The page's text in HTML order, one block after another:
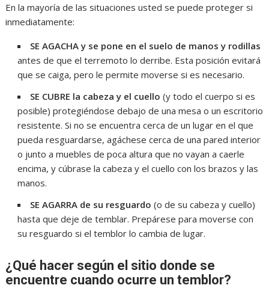
En la mayoría de las situaciones usted se puede proteger si
inmediatamente:
SE AGACHA y se pone en el suelo de manos y rodillas
antes de que el terremoto lo derribe. Esta posición evitará
que se caiga, pero le permite moverse si es necesario.
SE CUBRE la cabeza y el cuello (y todo el cuerpo si es
posible) protegiéndose debajo de una mesa o un escritorio
resistente. Si no se encuentra cerca de un lugar en el que
pueda resguardarse, agáchese cerca de una pared interior
o junto a muebles de poca altura que no vayan a caerle
encima, y cúbrase la cabeza y el cuello con los brazos y las
manos.
SE AGARRA de su resguardo (o de su cabeza y cuello)
hasta que deje de temblar. Prepárese para moverse con
su resguardo si el temblor lo cambia de lugar.
¿Qué hacer según el sitio donde se
encuentre cuando ocurre un temblor?